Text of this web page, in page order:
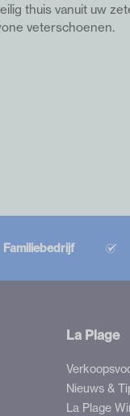
thuis vanuit uw
veterschoenen.
Familiebedrijf
La Plage
Nieuws &
La Plage